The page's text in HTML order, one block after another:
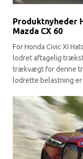
Produktnyheder
Mazda CX 60
For Honda Civic XI
lodret aftagelig
trækvægt for denne
lodrette belastning er